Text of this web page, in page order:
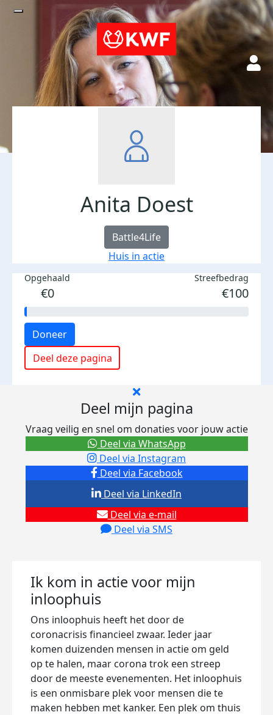
Anita Doest
Battle4Life
Huis in actie
Opgehaald
€0
Streefbedrag
€100
Doneer
Deel deze pagina
Deel mijn pagina
Vraag veilig en snel om donaties voor jouw actie
Deel via Facebook
Deel via Instagram
Deel via e-mail
Deel via SMS
Deel via LinkedIn
Deel via WhatsApp
Ik kom in actie voor mijn
inloophuis
Ons inloophuis heeft het door de
coronacrisis financieel zwaar. Ieder jaar
komen duizenden mensen in actie om geld
op te halen, maar corona trok een streep
door de meeste evenementen. Het inloophuis
is een onmisbare plek voor mensen die te
maken hebben met kanker. Een plek om thuis